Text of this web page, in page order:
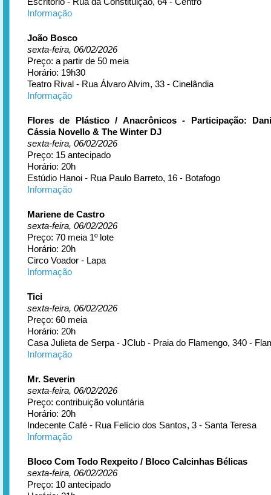
Informação
João Bosco
sexta-feira, 06/02/2026
Preço: a partir de 50 meia
Horário: 19h30
Teatro Rival - Rua Álvaro Alvim, 33 - Cinelândia
Informação
Flores de Plástico / Anacrônicos - Participação:
Cássia Novello & The Winter DJ
sexta-feira, 06/02/2026
Preço: 15 antecipado
Horário: 20h
Estúdio Hanoi - Rua Paulo Barreto, 16 - Botafogo
Informação
Mariene de Castro
sexta-feira, 06/02/2026
Preço: 70 meia 1º lote
Horário: 20h
Circo Voador - Lapa
Informação
Tici
sexta-feira, 06/02/2026
Preço: 60 meia
Horário: 20h
Casa Julieta de Serpa - JClub - Praia do Flamengo, 340 -
Informação
Mr. Severin
sexta-feira, 06/02/2026
Preço: contribuição voluntária
Horário: 20h
Indecente Café - Rua Felício dos Santos, 3 - Santa Teresa
Informação
Bloco Com Todo Rexpeito / Bloco Calcinhas Bélicas
sexta-feira, 06/02/2026
Preço: 10 antecipado